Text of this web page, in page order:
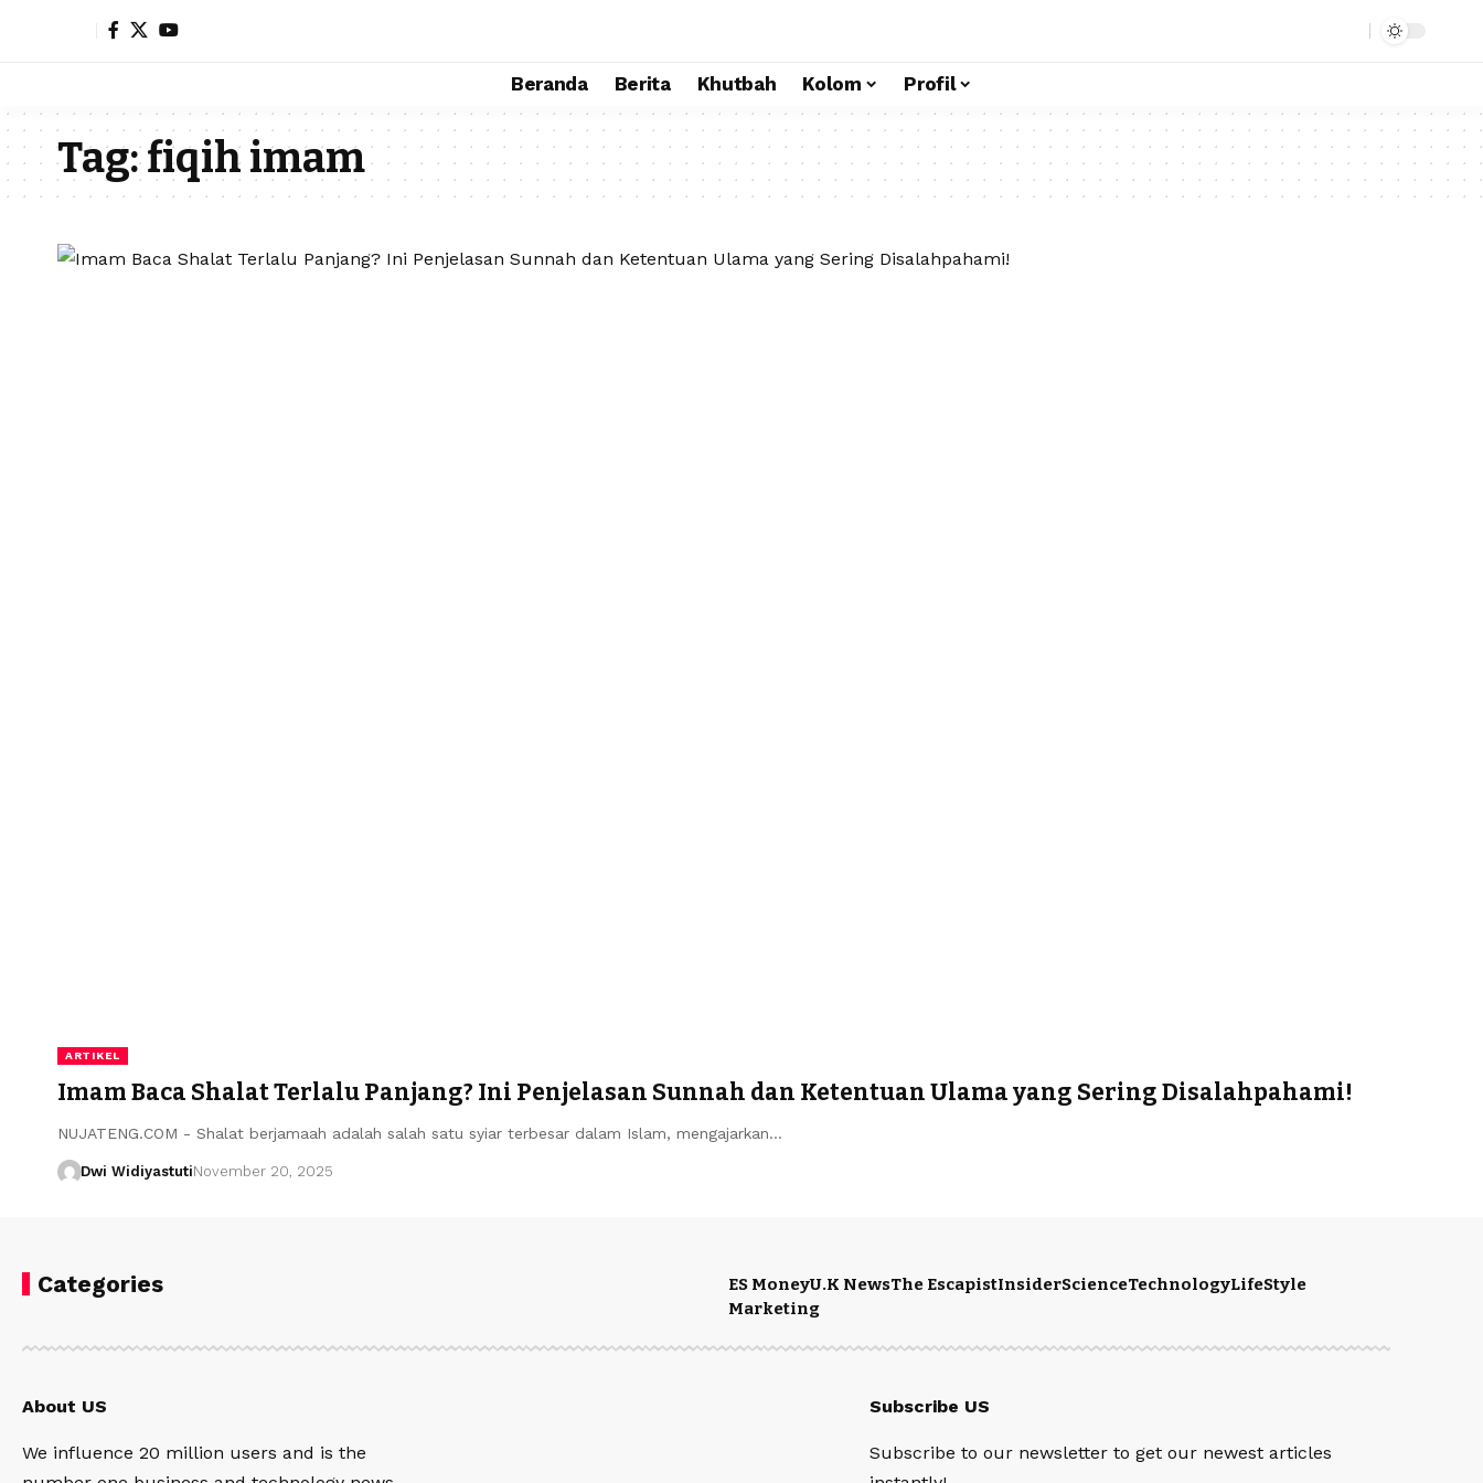
Beranda Berita Khutbah Kolom Profil
Tag:fiqih imam
ARTIKEL
Imam Baca Shalat Terlalu Panjang? Ini Penjelasan Sunnah dan Ketentuan Ulama yang Sering Disalahpahami!
NUJATENG.COM - Shalat berjamaah adalah salah satu syiar terbesar dalam Islam, mengajarkan…
Dwi WidiyastutiNovember 20, 2025
Categories ES MoneyU.K NewsThe EscapistInsiderScienceTechnologyLifeStyle
Marketing
About US
We influence 20 million users and is the
Subscribe US
Subscribe to our newsletter to get our newest articles